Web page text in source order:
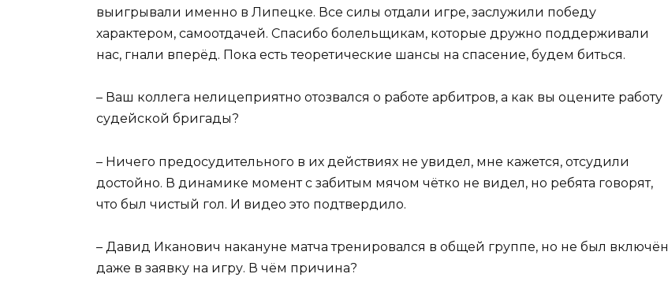
выигрывали именно в Липецке. Все силы отдали игре, заслужили победу
характером, самоотдачей. Спасибо болельщикам, которые дружно поддерживали
нас, гнали вперёд. Пока есть теоретические шансы на спасение, будем биться.
– Ваш коллега нелицеприятно отозвался о работе арбитров, а как вы оцените работу
судейской бригады?
– Ничего предосудительного в их действиях не увидел, мне кажется, отсудили
достойно. В динамике момент с забитым мячом чётко не видел, но ребята говорят,
что был чистый гол. И видео это подтвердило.
– Давид Иканович накануне матча тренировался в общей группе, но не был включён
даже в заявку на игру. В чём причина?